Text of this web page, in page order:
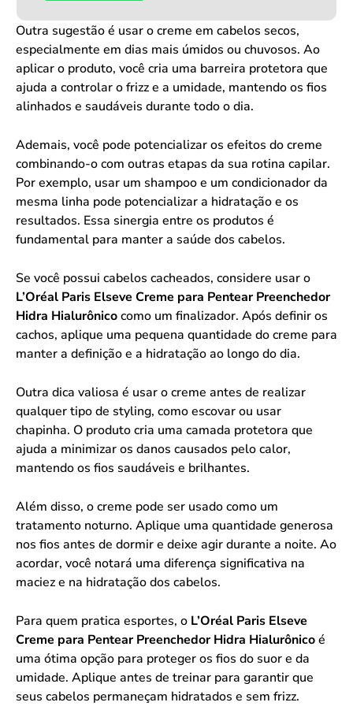
Outra sugestão é usar o creme em cabelos secos,
especialmente em dias mais úmidos ou chuvosos. Ao
aplicar o produto, você cria uma barreira protetora que
ajuda a controlar o frizz e a umidade, mantendo os fios
alinhados e saudáveis durante todo o dia.
Ademais, você pode potencializar os efeitos do creme
combinando-o com outras etapas da sua rotina capilar.
Por exemplo, usar um shampoo e um condicionador da
mesma linha pode potencializar a hidratação e os
resultados. Essa sinergia entre os produtos é
fundamental para manter a saúde dos cabelos.
Se você possui cabelos cacheados, considere usar o
L’Oréal Paris Elseve Creme para Pentear Preenchedor
Hidra Hialurônicocomo um finalizador. Após definir os
cachos, aplique uma pequena quantidade do creme para
manter a definição e a hidratação ao longo do dia.
Outra dica valiosa é usar o creme antes de realizar
qualquer tipo de styling, como escovar ou usar
chapinha. O produto cria uma camada protetora que
ajuda a minimizar os danos causados pelo calor,
mantendo os fios saudáveis e brilhantes.
Além disso, o creme pode ser usado como um
tratamento noturno. Aplique uma quantidade generosa
nos fios antes de dormir e deixe agir durante a noite. Ao
acordar, você notará uma diferença significativa na
maciez e na hidratação dos cabelos.
Para quem pratica esportes, o L’Oréal Paris Elseve
Creme para Pentear Preenchedor Hidra Hialurônicoé
uma ótima opção para proteger os fios do suor e da
umidade. Aplique antes de treinar para garantir que
seus cabelos permaneçam hidratados e sem frizz.